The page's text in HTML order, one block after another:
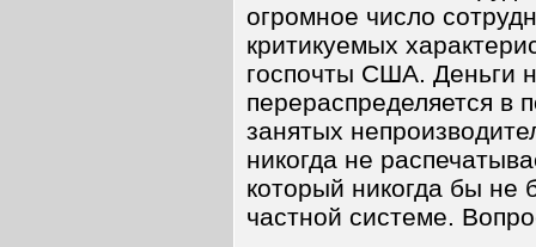
огромное число
критикуемых
госпочты США. Деньги
перераспределяется в
занятых
никогда не
который никогда бы не
частной системе.